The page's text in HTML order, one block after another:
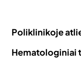
Poliklinikoje
Hematologiniai